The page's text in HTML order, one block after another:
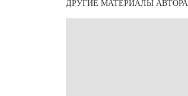
ДРУГИЕ МАТЕРИАЛЫ АВТОРА